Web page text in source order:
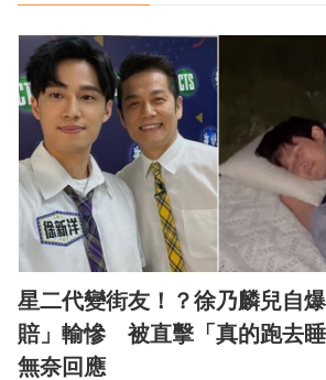
星二代變街友！？徐乃麟兒自
賠」輸慘 被直擊「真的跑去
無奈回應